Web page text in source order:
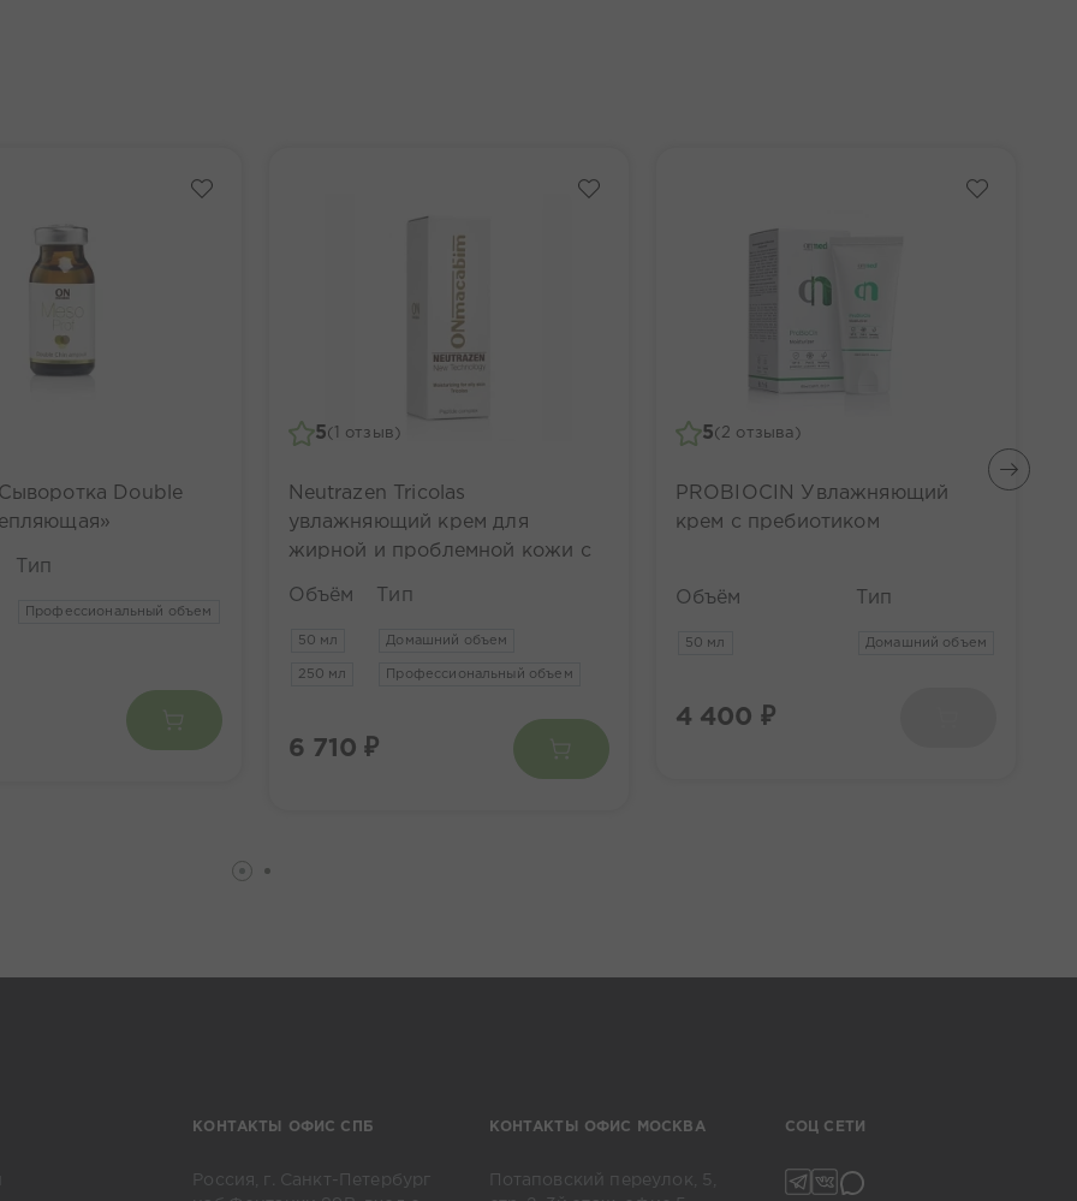
Double
Тип
Профессиональный объем
5(1 отзыв)
Neutrazen Tricolas
увлажняющий крем для
жирной и проблемной кожи с
Объём
50 мл
250 мл
Тип
Домашний объем
Профессиональный объем
6 710 ₽
5(2 отзыва)
PROBIOCIN Увлажняющий
крем с пребиотиком
Объём
50 мл
Тип
Домашний объем
4 400 ₽
КОНТАКТЫ ОФИС СПБ
Россия, г. Санкт-Петербург
КОНТАКТЫ ОФИС МОСКВА
Потаповский переулок, 5,
СОЦ СЕТИ